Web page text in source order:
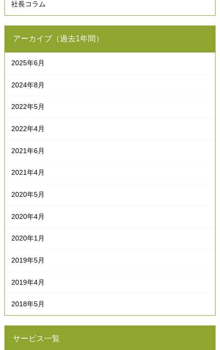
社長コラム
アーカイブ（過去1年間）
2025年6月
2024年8月
2022年5月
2022年4月
2021年6月
2021年4月
2020年5月
2020年4月
2020年1月
2019年5月
2019年4月
2018年5月
サービス一覧